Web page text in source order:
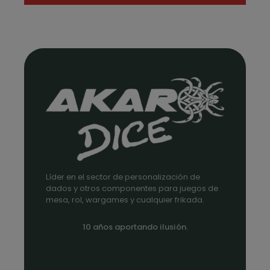
precios:
hasta
Líder en el sector de personalización de
dados y otros componentes para juegos de
mesa, rol, wargames y cualquier frikada.
10 años aportando ilusión.